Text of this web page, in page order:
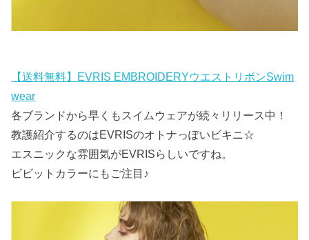
【送料無料】EVRIS EMBROIDERYウエストリボンSwim
wear
各ブランドから早くもスイムウェアが続々リリース中！
教護紹介するのはEVRISのオトナっぽいビキニ☆
エスニックな雰囲気がEVRISらしいですね。
ビビットカラーにもご注目♪